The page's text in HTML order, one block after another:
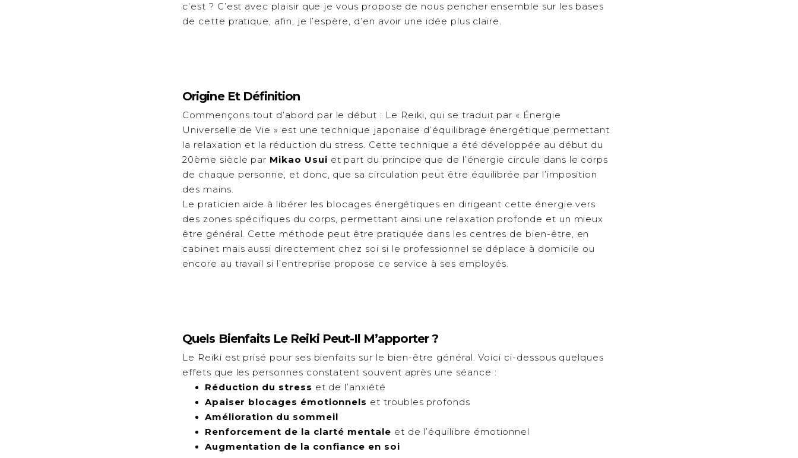
c’est ? C’est avec plaisir que je vous propose de nous pencher ensemble sur les bases
de cette pratique, afin, je l’espère, d’en avoir une idée plus claire.
Origine Et Définition
Commençons tout d’abord par le début : Le Reiki, qui se traduit par « Énergie
Universelle de Vie » est une technique japonaise d’équilibrage énergétique permettant
la relaxation et la réduction du stress. Cette technique a été développée au début du
20ème siècle par Mikao Usui et part du principe que de l’énergie circule dans le corps
de chaque personne, et donc, que sa circulation peut être équilibrée par l’imposition
des mains.
Le praticien aide à libérer les blocages énergétiques en dirigeant cette énergie vers
des zones spécifiques du corps, permettant ainsi une relaxation profonde et un mieux
être général. Cette méthode peut être pratiquée dans les centres de bien-être, en
cabinet mais aussi directement chez soi si le professionnel se déplace à domicile ou
encore au travail si l’entreprise propose ce service à ses employés.
Quels Bienfaits Le Reiki Peut-Il M’apporter ?
Le Reiki est prisé pour ses bienfaits sur le bien-être général. Voici ci-dessous quelques
effets que les personnes constatent souvent après une séance :
Réduction du stress et de l’anxiété
Apaiser blocages émotionnels et troubles profonds
Amélioration du sommeil
Renforcement de la clarté mentale et de l’équilibre émotionnel
Augmentation de la confiance en soi